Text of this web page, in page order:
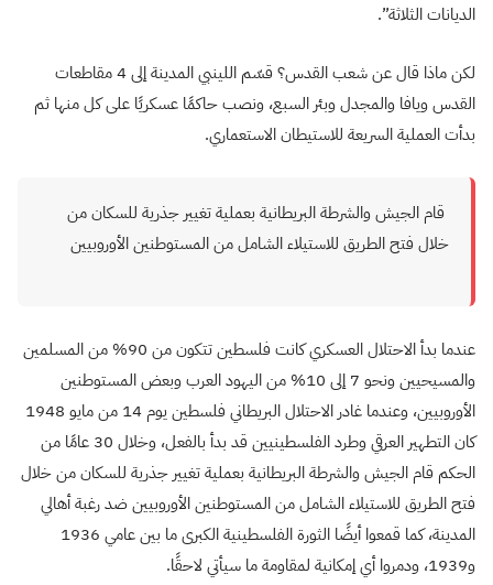
الديانات الثلاثة”.
لكن ماذا قال عن شعب القدس؟ قسّم اللينبي المدينة إلى 4 مقاطعات
القدس ويافا والمجدل وبئر السبع، ونصب حاكمًا عسكريًا على كل منها ثم
بدأت العملية السريعة للاستيطان الاستعماري.
قام الجيش والشرطة البريطانية بعملية تغيير جذرية للسكان من
خلال فتح الطريق للاستيلاء الشامل من المستوطنين الأوروبيين
عندما بدأ الاحتلال العسكري كانت فلسطين تتكون من 90% من المسلمين
والمسيحيين ونحو 7 إلى 10% من اليهود العرب وبعض المستوطنين
الأوروبيين، وعندما غادر الاحتلال البريطاني فلسطين يوم 14 من مايو 1948
كان التطهير العرقي وطرد الفلسطينيين قد بدأ بالفعل، وخلال 30 عامًا من
الحكم قام الجيش والشرطة البريطانية بعملية تغيير جذرية للسكان من خلال
فتح الطريق للاستيلاء الشامل من المستوطنين الأوروبيين ضد رغبة أهالي
المدينة، كما قمعوا أيضًا الثورة الفلسطينية الكبرى ما بين عامي 1936
و1939، ودمروا أي إمكانية لمقاومة ما سيأتي لاحقًا.